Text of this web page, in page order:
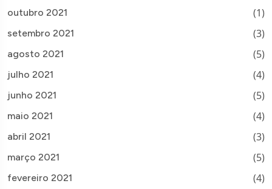
outubro 2021 (1)
setembro 2021 (3)
agosto 2021 (5)
julho 2021 (4)
junho 2021 (5)
maio 2021 (4)
abril 2021 (3)
março 2021 (5)
fevereiro 2021 (4)